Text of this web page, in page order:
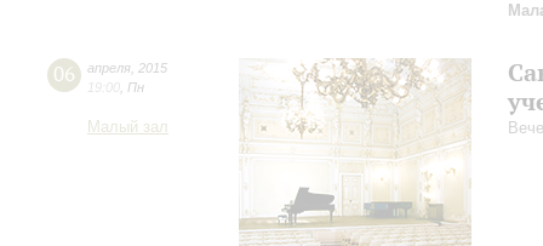
06 апреля 2015
19:00 Пн
Малый зал